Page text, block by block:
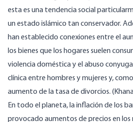
esta es una tendencia social
un estado islámico tan conservador.
han establecido conexiones entre el
los bienes que los hogares suelen
violencia doméstica y el abuso
clínica entre hombres y mujeres y,
aumento de la tasa de divorcios.
En todo el planeta, la inflación de los
provocado aumentos de precios en los